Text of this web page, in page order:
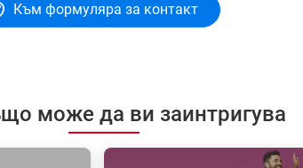
Към формуляра за контакт
може да ви заинтригува